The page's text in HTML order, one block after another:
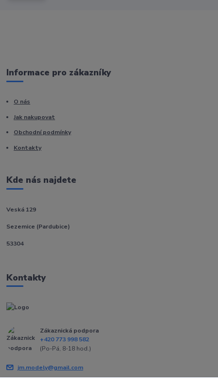
Informace pro zákazníky
O nás
Jak nakupovat
Obchodní podmínky
Kontakty
Kde nás najdete
Veská 129
Sezemice (Pardubice)
53304
Kontakty
Zákaznická podpora
+420 773 998 582
(Po-Pá, 8-18 hod.)
jm.modely@gmail.com